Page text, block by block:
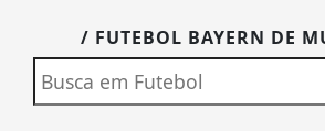
/ FUTEBOL BAYERN DE